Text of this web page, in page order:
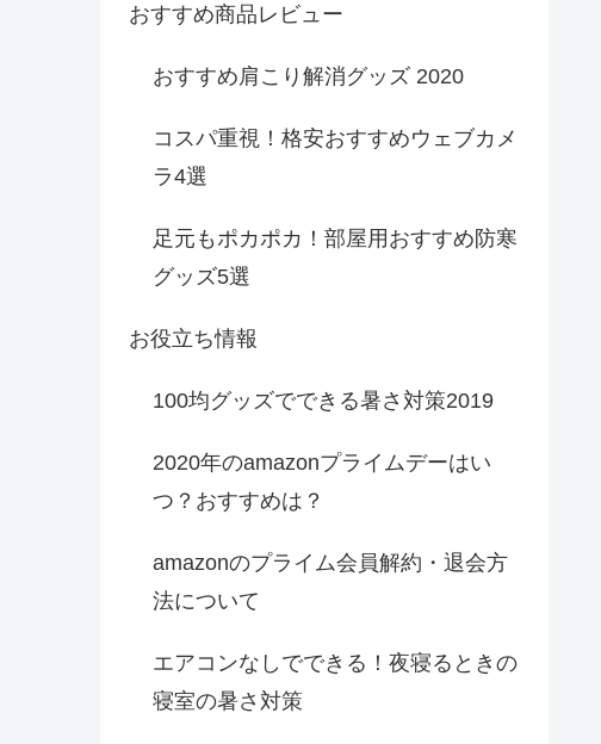
おすすめ商品レビュー
おすすめ肩こり解消グッズ 2020
コスパ重視！格安おすすめウェブカメ
ラ4選
足元もポカポカ！部屋用おすすめ防寒
グッズ5選
お役立ち情報
100均グッズでできる暑さ対策2019
2020年のamazonプライムデーはい
つ？おすすめは？
amazonのプライム会員解約・退会方
法について
エアコンなしでできる！夜寝るときの
寝室の暑さ対策